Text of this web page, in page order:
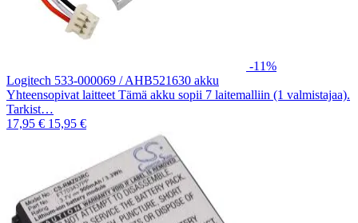
-11%
Logitech 533-000069 / AHB521630 akku
Yhteensopivat laitteet Tämä akku sopii 7 laitemalliin (1 valmistajaa).
Tarkist…
17,95 € 15,95 €